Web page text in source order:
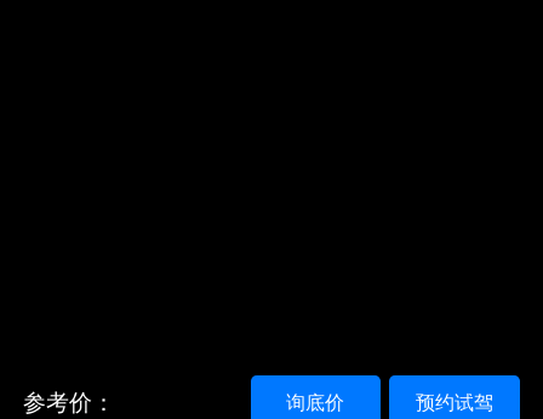
参考价： 预约试驾
询底价